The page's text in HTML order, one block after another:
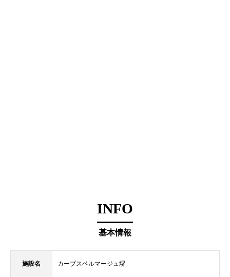
INFO
基本情報
施設名 カーブスベルマージュ堺